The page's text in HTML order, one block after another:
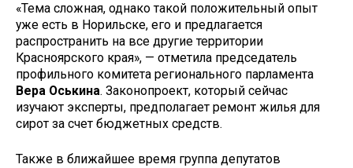
«Тема сложная, однако такой положительный опыт
уже есть в Норильске, его и предлагается
распространить на все другие территории
Красноярского края», — отметила председатель
профильного комитета регионального парламента
Вера Оськина. Законопроект, который сейчас
изучают эксперты, предполагает ремонт жилья для
сирот за счет бюджетных средств.
Также в ближайшее время группа депутатов